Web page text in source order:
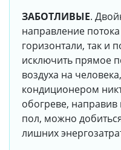
ЗАБОТЛИВЫЕ.
направление
горизонтали, так и
исключить прямое
воздуха на
кондиционером
обогреве, направив
пол, можно
лишних